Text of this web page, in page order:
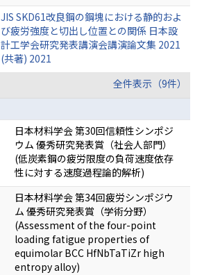
JIS SKD61改良鋼の鋼塊における静的およ
び疲労強度と切出し位置との関係 日本設
計工学会研究発表講演会講演論文集 2021
(共著) 2021
全件表示（9件）
日本材料学会 第30回信頼性シンポジ
ウム 優秀研究発表賞（社会人部門）
(低炭素鋼の疲労限度の負荷速度依存
性に対する速度過程論的解析)
日本材料学会 第34回疲労シンポジウ
ム 優秀研究発表賞（学術分野）
(Assessment of the four-point
loading fatigue properties of
equimolar BCC HfNbTaTiZr high
entropy alloy)